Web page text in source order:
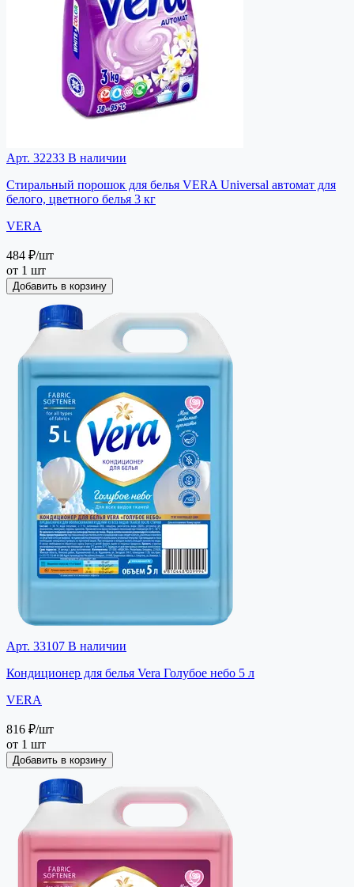
Арт. 32233 В наличии
Стиральный порошок для белья VERA Universal автомат для
белого, цветного белья 3 кг
VERA
484 ₽/шт
от 1 шт
Добавить в корзину
Арт. 33107 В наличии
Кондиционер для белья Vera Голубое небо 5 л
VERA
816 ₽/шт
от 1 шт
Добавить в корзину